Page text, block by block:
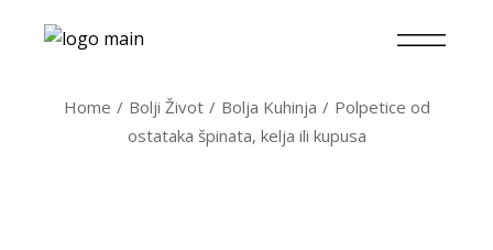
Home Bolji Život Bolja Kuhinja
Polpetice od
ostataka špinata, kelja ili kupusa